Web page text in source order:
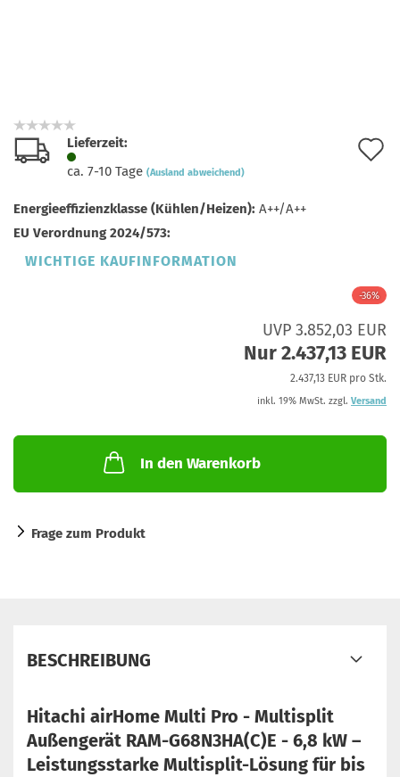
Lieferzeit:
ca. 7-10 Tage (Ausland abweichend)
Energieeffizienzklasse (Kühlen/Heizen): A++/A++
EU Verordnung 2024/573:
WICHTIGE KAUFINFORMATION
-36%
UVP 3.852,03 EUR
Nur 2.437,13 EUR
2.437,13 EUR pro Stk.
inkl. 19% MwSt. zzgl. Versand
In den Warenkorb
Frage zum Produkt
BESCHREIBUNG
Hitachi airHome Multi Pro - Multisplit
Außengerät RAM-G68N3HA(C)E - 6,8 kW –
Leistungsstarke Multisplit-Lösung für bis